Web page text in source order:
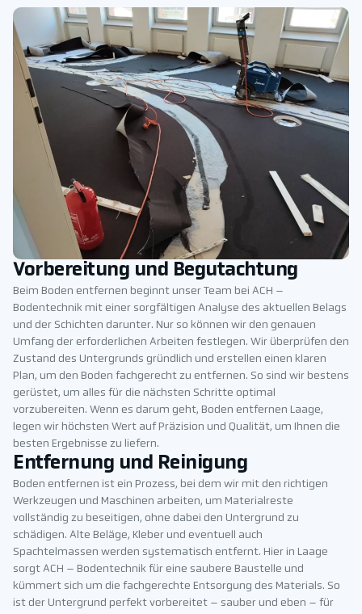
Vorbereitung und Begutachtung
Beim Boden entfernen beginnt unser Team bei ACH –
Bodentechnik mit einer sorgfältigen Analyse des aktuellen Belags
und der Schichten darunter. Nur so können wir den genauen
Umfang der erforderlichen Arbeiten festlegen. Wir überprüfen den
Zustand des Untergrunds gründlich und erstellen einen klaren
Plan, um den Boden fachgerecht zu entfernen. So sind wir bestens
gerüstet, um alles für die nächsten Schritte optimal
vorzubereiten. Wenn es darum geht, Boden entfernen Laage,
legen wir höchsten Wert auf Präzision und Qualität, um Ihnen die
besten Ergebnisse zu liefern.
Entfernung und Reinigung
Boden entfernen ist ein Prozess, bei dem wir mit den richtigen
Werkzeugen und Maschinen arbeiten, um Materialreste
vollständig zu beseitigen, ohne dabei den Untergrund zu
schädigen. Alte Beläge, Kleber und eventuell auch
Spachtelmassen werden systematisch entfernt. Hier in Laage
sorgt ACH – Bodentechnik für eine saubere Baustelle und
kümmert sich um die fachgerechte Entsorgung des Materials. So
ist der Untergrund perfekt vorbereitet – sauber und eben – für